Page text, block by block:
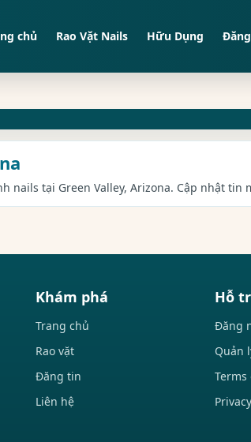
chủ Rao Vặt Nails Hữu Dụng
nails tại Green Valley, Arizona. Cập nhật tin
Khám phá
Trang chủ
Rao vặt
Đăng tin
Liên hệ
Hỗ
Đăng
Quản
Terms